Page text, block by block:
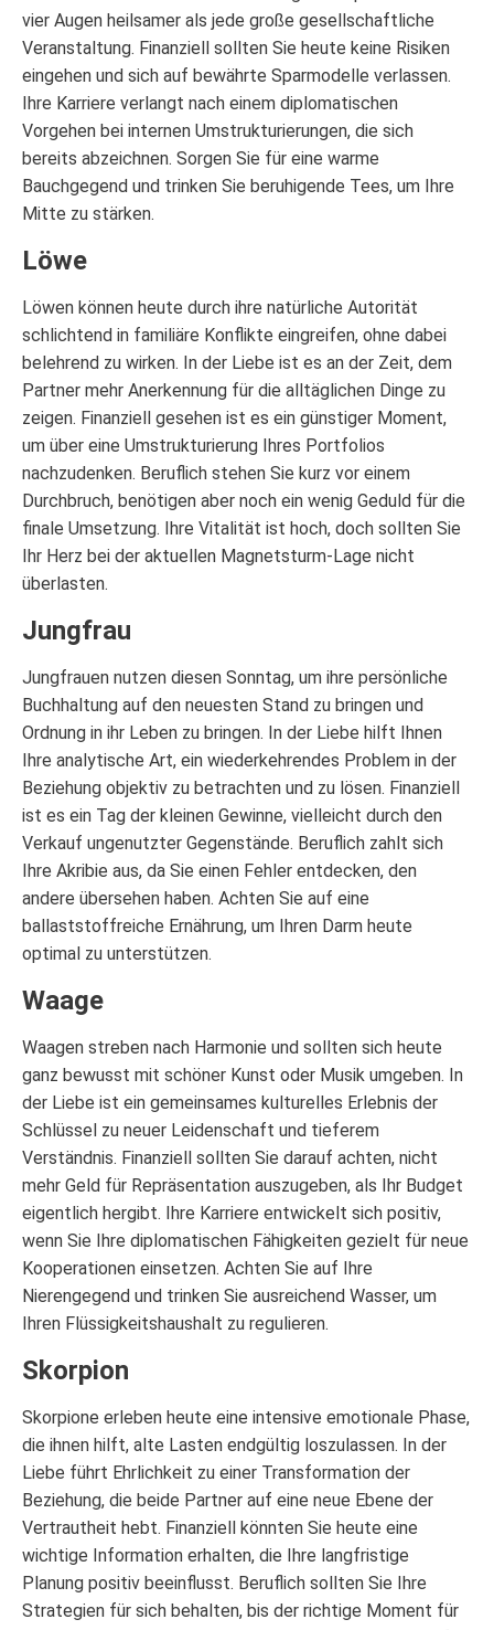
vier Augen heilsamer als jede große gesellschaftliche
Veranstaltung. Finanziell sollten Sie heute keine Risiken
eingehen und sich auf bewährte Sparmodelle verlassen.
Ihre Karriere verlangt nach einem diplomatischen
Vorgehen bei internen Umstrukturierungen, die sich
bereits abzeichnen. Sorgen Sie für eine warme
Bauchgegend und trinken Sie beruhigende Tees, um Ihre
Mitte zu stärken.
Löwe
Löwen können heute durch ihre natürliche Autorität
schlichtend in familiäre Konflikte eingreifen, ohne dabei
belehrend zu wirken. In der Liebe ist es an der Zeit, dem
Partner mehr Anerkennung für die alltäglichen Dinge zu
zeigen. Finanziell gesehen ist es ein günstiger Moment,
um über eine Umstrukturierung Ihres Portfolios
nachzudenken. Beruflich stehen Sie kurz vor einem
Durchbruch, benötigen aber noch ein wenig Geduld für die
finale Umsetzung. Ihre Vitalität ist hoch, doch sollten Sie
Ihr Herz bei der aktuellen Magnetsturm-Lage nicht
überlasten.
Jungfrau
Jungfrauen nutzen diesen Sonntag, um ihre persönliche
Buchhaltung auf den neuesten Stand zu bringen und
Ordnung in ihr Leben zu bringen. In der Liebe hilft Ihnen
Ihre analytische Art, ein wiederkehrendes Problem in der
Beziehung objektiv zu betrachten und zu lösen. Finanziell
ist es ein Tag der kleinen Gewinne, vielleicht durch den
Verkauf ungenutzter Gegenstände. Beruflich zahlt sich
Ihre Akribie aus, da Sie einen Fehler entdecken, den
andere übersehen haben. Achten Sie auf eine
ballaststoffreiche Ernährung, um Ihren Darm heute
optimal zu unterstützen.
Waage
Waagen streben nach Harmonie und sollten sich heute
ganz bewusst mit schöner Kunst oder Musik umgeben. In
der Liebe ist ein gemeinsames kulturelles Erlebnis der
Schlüssel zu neuer Leidenschaft und tieferem
Verständnis. Finanziell sollten Sie darauf achten, nicht
mehr Geld für Repräsentation auszugeben, als Ihr Budget
eigentlich hergibt. Ihre Karriere entwickelt sich positiv,
wenn Sie Ihre diplomatischen Fähigkeiten gezielt für neue
Kooperationen einsetzen. Achten Sie auf Ihre
Nierengegend und trinken Sie ausreichend Wasser, um
Ihren Flüssigkeitshaushalt zu regulieren.
Skorpion
Skorpione erleben heute eine intensive emotionale Phase,
die ihnen hilft, alte Lasten endgültig loszulassen. In der
Liebe führt Ehrlichkeit zu einer Transformation der
Beziehung, die beide Partner auf eine neue Ebene der
Vertrautheit hebt. Finanziell könnten Sie heute eine
wichtige Information erhalten, die Ihre langfristige
Planung positiv beeinflusst. Beruflich sollten Sie Ihre
Strategien für sich behalten, bis der richtige Moment für